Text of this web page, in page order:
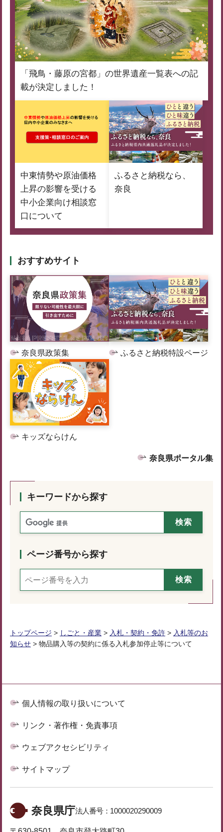
「飛鳥・藤原の宮都」の世界遺産一覧表への記
載が決定しました！
中東情勢や原油価格
上昇の影響を受ける
中小企業向け相談窓
口について
ふるさと納税なら、
奈良
おすすめサイト
奈良県政策集 ふるさと納税特設ページ
キッズならけん
奈良県ポータル集
キーワードから探す
ページ番号から探す
トップページ > しごと・産業 > 入札・契約・免許 > 入札等のお
知らせ > 物品購入等の契約に係る入札参加停止等について
個人情報の取り扱いについて
リンク・著作権・免責事項
ウェブアクセシビリティ
サイトマップ
奈良県庁法人番号： 1000020290009